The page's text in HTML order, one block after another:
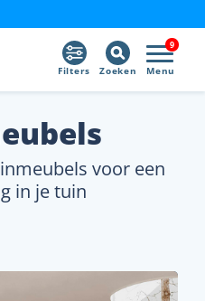
9
Menu
Zoeken
Filters
voor een
in je tuin